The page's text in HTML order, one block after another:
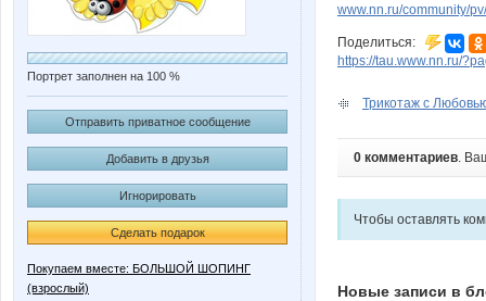
Портрет заполнен на 100 %
Отправить приватное сообщение
Добавить в друзья
Игнорировать
Сделать подарок
Покупаем вместе: БОЛЬШОЙ ШОПИНГ
(взрослый)
www.nn.ru/community/
Поделиться:
https://tau.www.nn.ru/
Трикотаж с
0 комментариев.
Чтобы оставлять
Новые записи в